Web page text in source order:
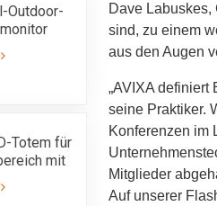
Outdoor-
3000
Totem für
mit
mit
Dave Labuskes,
sind, zu einem
aus den Augen
„AVIXA definiert
seine Praktiker.
Konferenzen im
Mitglieder
Auf unserer